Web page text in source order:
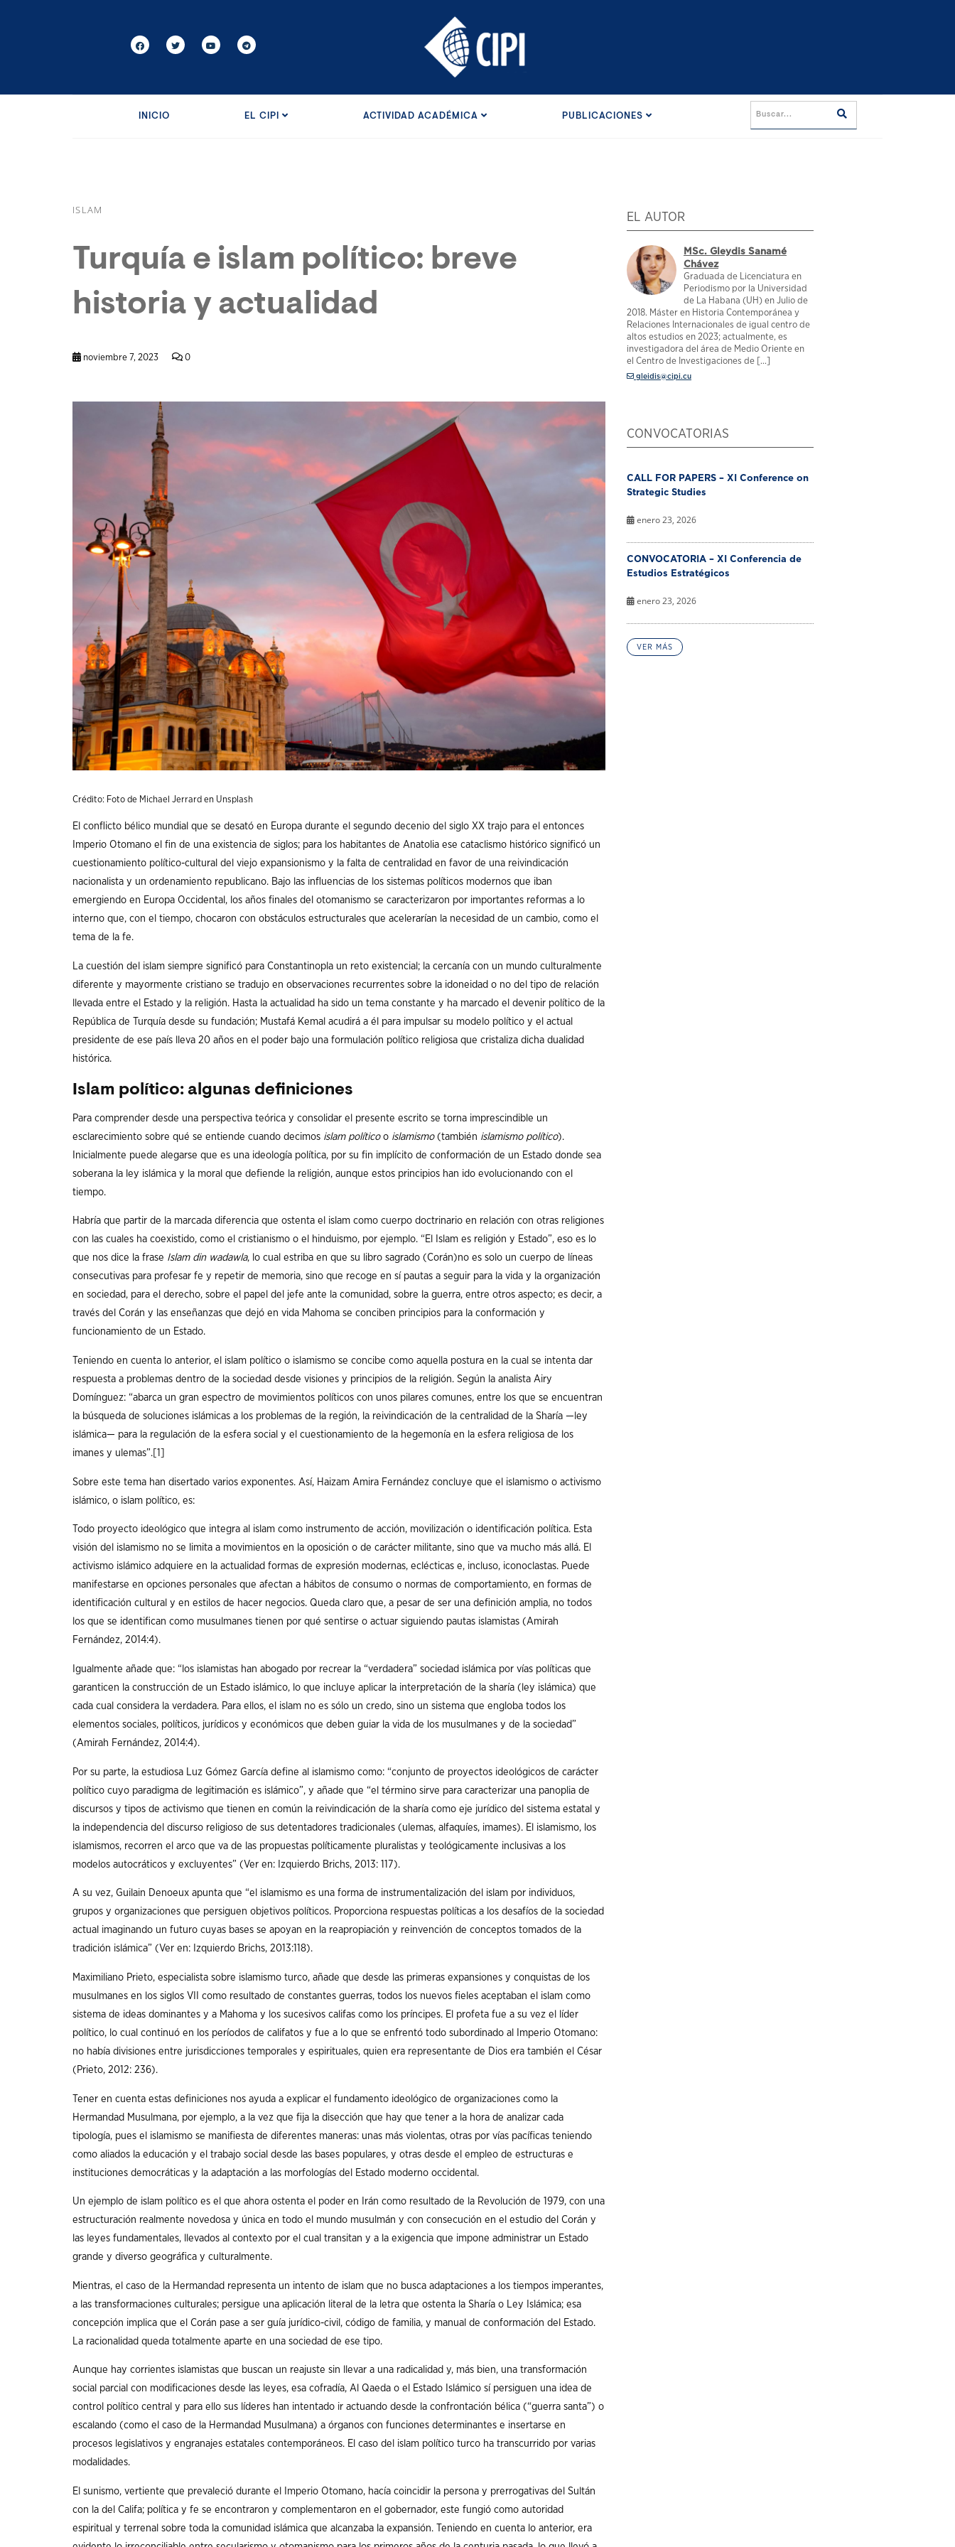
INICIO EL CIPI ACTIVIDAD ACADÉMICA PUBLICACIONES
ISLAM
Turquía e islam político: breve
historia y actualidad
noviembre 7, 2023 0
Crédito: Foto de Michael Jerrard en Unsplash
El conflicto bélico mundial que se desató en Europa durante el segundo decenio del siglo XX trajo para el entonces
Imperio Otomano el fin de una existencia de siglos; para los habitantes de Anatolia ese cataclismo histórico significó un
cuestionamiento político-cultural del viejo expansionismo y la falta de centralidad en favor de una reivindicación
nacionalista y un ordenamiento republicano. Bajo las influencias de los sistemas políticos modernos que iban
emergiendo en Europa Occidental, los años finales del otomanismo se caracterizaron por importantes reformas a lo
interno que, con el tiempo, chocaron con obstáculos estructurales que acelerarían la necesidad de un cambio, como el
tema de la fe.
La cuestión del islam siempre significó para Constantinopla un reto existencial; la cercanía con un mundo culturalmente
diferente y mayormente cristiano se tradujo en observaciones recurrentes sobre la idoneidad o no del tipo de relación
llevada entre el Estado y la religión. Hasta la actualidad ha sido un tema constante y ha marcado el devenir político de la
República de Turquía desde su fundación; Mustafá Kemal acudirá a él para impulsar su modelo político y el actual
presidente de ese país lleva 20 años en el poder bajo una formulación político religiosa que cristaliza dicha dualidad
histórica.
Islam político: algunas definiciones
Para comprender desde una perspectiva teórica y consolidar el presente escrito se torna imprescindible un
esclarecimiento sobre qué se entiende cuando decimos islam político o islamismo (también islamismo político).
Inicialmente puede alegarse que es una ideología política, por su fin implícito de conformación de un Estado donde sea
soberana la ley islámica y la moral que defiende la religión, aunque estos principios han ido evolucionando con el
tiempo.
Habría que partir de la marcada diferencia que ostenta el islam como cuerpo doctrinario en relación con otras religiones
con las cuales ha coexistido, como el cristianismo o el hinduismo, por ejemplo. “El Islam es religión y Estado”, eso es lo
que nos dice la frase Islam din wadawla, lo cual estriba en que su libro sagrado (Corán)no es solo un cuerpo de líneas
consecutivas para profesar fe y repetir de memoria, sino que recoge en sí pautas a seguir para la vida y la organización
en sociedad, para el derecho, sobre el papel del jefe ante la comunidad, sobre la guerra, entre otros aspecto; es decir, a
través del Corán y las enseñanzas que dejó en vida Mahoma se conciben principios para la conformación y
funcionamiento de un Estado.
Teniendo en cuenta lo anterior, el islam político o islamismo se concibe como aquella postura en la cual se intenta dar
respuesta a problemas dentro de la sociedad desde visiones y principios de la religión. Según la analista Airy
Domínguez: “abarca un gran espectro de movimientos políticos con unos pilares comunes, entre los que se encuentran
la búsqueda de soluciones islámicas a los problemas de la región, la reivindicación de la centralidad de la Sharía — ley
islámica— para la regulación de la esfera social y el cuestionamiento de la hegemonía en la esfera religiosa de los
imanes y ulemas”. [1]
Sobre este tema han disertado varios exponentes. Así, Haizam Amira Fernández concluye que el islamismo o activismo
islámico, o islam político, es:
Todo proyecto ideológico que integra al islam como instrumento de acción, movilización o identificación política. Esta
visión del islamismo no se limita a movimientos en la oposición o de carácter militante, sino que va mucho más allá. El
activismo islámico adquiere en la actualidad formas de expresión modernas, eclécticas e, incluso, iconoclastas. Puede
manifestarse en opciones personales que afectan a hábitos de consumo o normas de comportamiento, en formas de
identificación cultural y en estilos de hacer negocios. Queda claro que, a pesar de ser una definición amplia, no todos
los que se identifican como musulmanes tienen por qué sentirse o actuar siguiendo pautas islamistas (Amirah
Fernández, 2014:4).
Igualmente añade que: “los islamistas han abogado por recrear la “verdadera” sociedad islámica por vías políticas que
garanticen la construcción de un Estado islámico, lo que incluye aplicar la interpretación de la sharía (ley islámica) que
cada cual considera la verdadera. Para ellos, el islam no es sólo un credo, sino un sistema que engloba todos los
elementos sociales, políticos, jurídicos y económicos que deben guiar la vida de los musulmanes y de la sociedad”
(Amirah Fernández, 2014:4).
Por su parte, la estudiosa Luz Gómez García define al islamismo como: “conjunto de proyectos ideológicos de carácter
político cuyo paradigma de legitimación es islámico”, y añade que “el término sirve para caracterizar una panoplia de
discursos y tipos de activismo que tienen en común la reivindicación de la sharía como eje jurídico del sistema estatal y
la independencia del discurso religioso de sus detentadores tradicionales (ulemas, alfaquíes, imames). El islamismo, los
islamismos, recorren el arco que va de las propuestas políticamente pluralistas y teológicamente inclusivas a los
modelos autocráticos y excluyentes” (Ver en: Izquierdo Brichs, 2013: 117).
A su vez, Guilain Denoeux apunta que “el islamismo es una forma de instrumentalización del islam por individuos,
grupos y organizaciones que persiguen objetivos políticos. Proporciona respuestas políticas a los desafíos de la sociedad
actual imaginando un futuro cuyas bases se apoyan en la reapropiación y reinvención de conceptos tomados de la
tradición islámica” (Ver en: Izquierdo Brichs, 2013:118).
Maximiliano Prieto, especialista sobre islamismo turco, añade que desde las primeras expansiones y conquistas de los
musulmanes en los siglos VII como resultado de constantes guerras, todos los nuevos fieles aceptaban el islam como
sistema de ideas dominantes y a Mahoma y los sucesivos califas como los príncipes. El profeta fue a su vez el líder
político, lo cual continuó en los períodos de califatos y fue a lo que se enfrentó todo subordinado al Imperio Otomano:
no había divisiones entre jurisdicciones temporales y espirituales, quien era representante de Dios era también el César
(Prieto, 2012: 236).
Tener en cuenta estas definiciones nos ayuda a explicar el fundamento ideológico de organizaciones como la
Hermandad Musulmana, por ejemplo, a la vez que fija la disección que hay que tener a la hora de analizar cada
tipología, pues el islamismo se manifiesta de diferentes maneras: unas más violentas, otras por vías pacíficas teniendo
como aliados la educación y el trabajo social desde las bases populares, y otras desde el empleo de estructuras e
instituciones democráticas y la adaptación a las morfologías del Estado moderno occidental.
Un ejemplo de islam político es el que ahora ostenta el poder en Irán como resultado de la Revolución de 1979, con una
estructuración realmente novedosa y única en todo el mundo musulmán y con consecución en el estudio del Corán y
las leyes fundamentales, llevados al contexto por el cual transitan y a la exigencia que impone administrar un Estado
grande y diverso geográfica y culturalmente.
Mientras, el caso de la Hermandad representa un intento de islam que no busca adaptaciones a los tiempos imperantes,
a las transformaciones culturales; persigue una aplicación literal de la letra que ostenta la Sharía o Ley Islámica; esa
concepción implica que el Corán pase a ser guía jurídico-civil, código de familia, y manual de conformación del Estado.
La racionalidad queda totalmente aparte en una sociedad de ese tipo.
Aunque hay corrientes islamistas que buscan un reajuste sin llevar a una radicalidad y, más bien, una transformación
social parcial con modificaciones desde las leyes, esa cofradía, Al Qaeda o el Estado Islámico sí persiguen una idea de
control político central y para ello sus líderes han intentado ir actuando desde la confrontación bélica (“guerra santa”) o
escalando (como el caso de la Hermandad Musulmana) a órganos con funciones determinantes e insertarse en
procesos legislativos y engranajes estatales contemporáneos. El caso del islam político turco ha transcurrido por varias
modalidades.
El sunismo, vertiente que prevaleció durante el Imperio Otomano, hacía coincidir la persona y prerrogativas del Sultán
con la del Califa; política y fe se encontraron y complementaron en el gobernador, este fungió como autoridad
espiritual y terrenal sobre toda la comunidad islámica que alcanzaba la expansión. Teniendo en cuenta lo anterior, era
EL AUTOR
MSc. Gleydis Sanamé
Chávez
Graduada de Licenciatura en
Periodismo por la Universidad
de La Habana (UH) en Julio de
2018. Máster en Historia Contemporánea y
Relaciones Internacionales de igual centro de
altos estudios en 2023; actualmente, es
investigadora del área de Medio Oriente en
el Centro de Investigaciones de [...]
gleidis@cipi.cu
CONVOCATORIAS
CALL FOR PAPERS – XI Conference on
Strategic Studies
enero 23, 2026
CONVOCATORIA – XI Conferencia de
Estudios Estratégicos
enero 23, 2026
VER MÁS